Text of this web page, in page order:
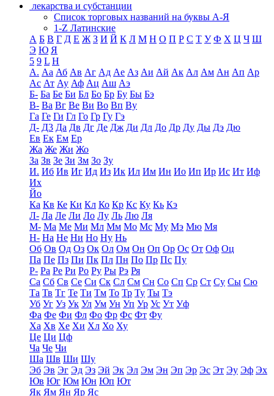
лекарства и субстанции
Список торговых названий на буквы А-Я
1-Z Латинские
А Б В Г Д Е Ж З И Й К Л М Н О П Р С Т У Ф Х Ц Ч Ш
Э Ю Я
5 9 L H
А. Аа Аб Ав Аг Ад Ае Аз Аи Ай Ак Ал Ам Ан Ап Ар
Ас Ат Ау Аф Ац Аш Аэ
Б- Ба Бе Би Бл Бо Бр Бу Бы Бэ
В- Ва Вг Ве Ви Во Вп Ву
Га Ге Ги Гл Го Гр Гу Гэ
Д- Д3 Да Дв Дг Де Дж Ди Дл До Др Ду Ды Дэ Дю
Ев Ек Ем Ер
Жа Же Жи Жо
За Зв Зе Зи Зм Зо Зу
И. Иб Ив Иг Ид Из Ик Ил Им Ин Ио Ип Ир Ис Ит Иф
Их
Йо
Ка Кв Ке Ки Кл Ко Кр Кс Ку Кь Кэ
Л- Ла Ле Ли Ло Лу Ль Лю Ля
М- Ма Ме Ми Мл Мм Мо Мс Му Мэ Мю Мя
Н- На Не Ни Но Ну Нь
Об Ов Од Оз Ок Ол Ом Он Оп Ор Ос От Оф Оц
Па Пе Пз Пи Пк Пл Пн По Пр Пс Пу
Р- Ра Ре Ри Ро Ру Ры Рэ Ря
Са Сб Св Се Си Ск Сл См Сн Со Сп Ср Ст Су Сы Сю
Та Тв Тг Те Ти Тм То Тр Ту Ты Тэ
Уб Уг Уз Ук Ул Ум Ун Уп Ур Ус Ут Уф
Фа Фе Фи Фл Фо Фр Фс Фт Фу
Ха Хв Хе Хи Хл Хо Ху
Це Ци Цф
Ча Че Чи
Ша Шв Ши Шу
Эб Эв Эг Эд Эз Эй Эк Эл Эм Эн Эп Эр Эс Эт Эу Эф Эх
Юв Юг Юм Юн Юп Ют
Як Ям Ян Яр Яс